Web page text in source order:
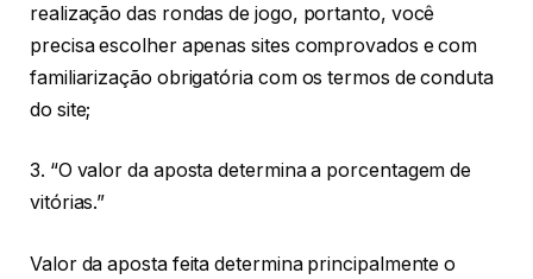
realização das rondas de jogo, portanto, você
precisa escolher apenas sites comprovados e com
familiarização obrigatória com os termos de conduta
do site;
3. “O valor da aposta determina a porcentagem de
vitórias.”
Valor da aposta feita determina principalmente o